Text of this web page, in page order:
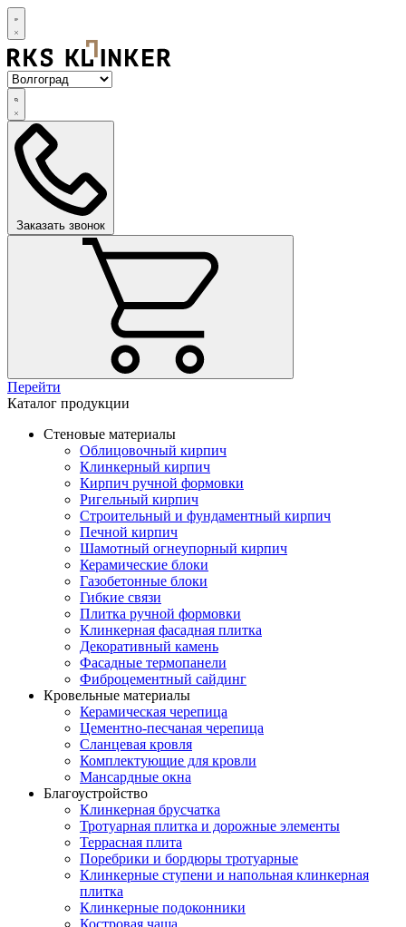
Заказать звонок
Перейти
Каталог продукции
Стеновые материалы
Облицовочный кирпич
Клинкерный кирпич
Кирпич ручной формовки
Ригельный кирпич
Строительный и фундаментный кирпич
Печной кирпич
Шамотный огнеупорный кирпич
Керамические блоки
Газобетонные блоки
Гибкие связи
Плитка ручной формовки
Клинкерная фасадная плитка
Декоративный камень
Фасадные термопанели
Фиброцементный сайдинг
Кровельные материалы
Керамическая черепица
Цементно-песчаная черепица
Сланцевая кровля
Комплектующие для кровли
Мансардные окна
Благоустройство
Клинкерная брусчатка
Тротуарная плитка и дорожные элементы
Террасная плита
Поребрики и бордюры тротуарные
Клинкерные ступени и напольная клинкерная
плитка
Клинкерные подоконники
Костровая чаша